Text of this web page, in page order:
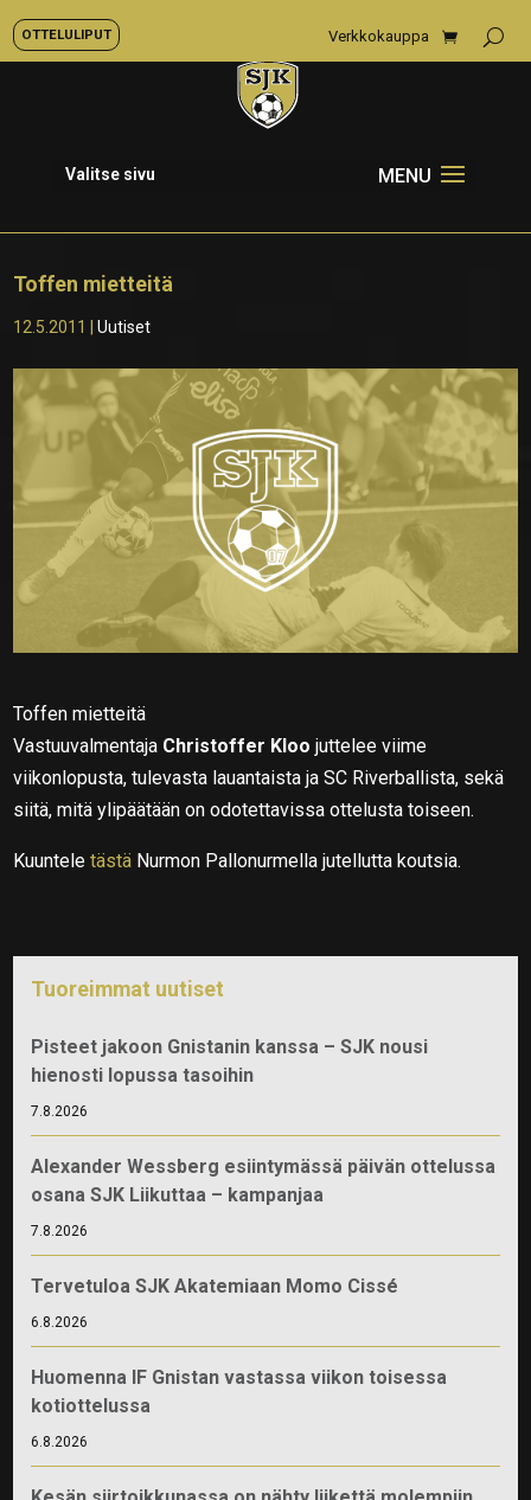
OTTELULIPUT Verkkokauppa
Valitse sivu
Toffen mietteitä
12.5.2011 |Uutiset
Toffen mietteitä
Vastuuvalmentaja Christoffer Kloo juttelee viime
viikonlopusta, tulevasta lauantaista ja SC Riverballista, sekä
siitä, mitä ylipäätään on odotettavissa ottelusta toiseen.
Kuunteletästä Nurmon Pallonurmella jutellutta koutsia.
Tuoreimmat uutiset
Pisteet jakoon Gnistanin kanssa – SJK nousi
hienosti lopussa tasoihin
7.8.2026
Alexander Wessberg esiintymässä päivän ottelussa
osana SJK Liikuttaa – kampanjaa
7.8.2026
Tervetuloa SJK Akatemiaan Momo Cissé
6.8.2026
Huomenna IF Gnistan vastassa viikon toisessa
kotiottelussa
6.8.2026